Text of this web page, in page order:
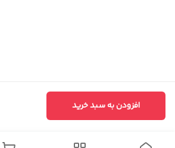
افزودن به سبد خرید